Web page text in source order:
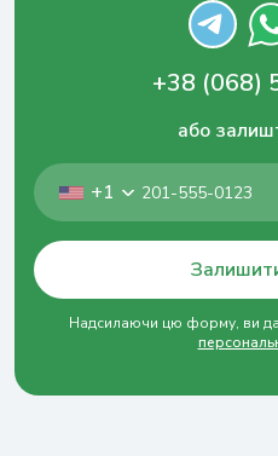
+38 (068)
або
+1
Надсилаючи цю форму, ви